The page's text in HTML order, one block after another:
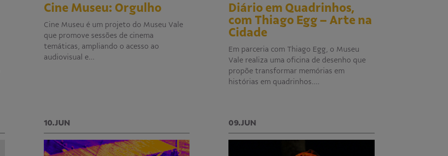
Cine Museu: Orgulho
Cine Museu é um projeto do Museu Vale
que promove sessões de cinema
temáticas, ampliando o acesso ao
audiovisual e…
Diário em Quadrinhos,
com Thiago Egg – Arte na
Cidade
Em parceria com Thiago Egg, o Museu
Vale realiza uma oficina de desenho que
propõe transformar memórias em
histórias em quadrinhos.…
10.JUN 09.JUN